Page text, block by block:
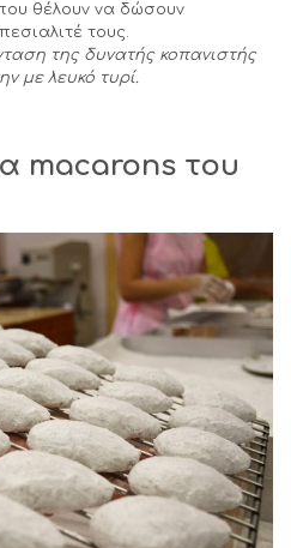
θέλουν να δώσουν
τους.
της δυνατής κοπανιστής
με λευκό τυρί.
macarons του